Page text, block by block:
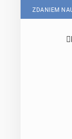
ZDANIEM
